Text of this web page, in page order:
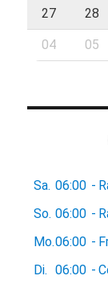
27 28
04 05
Sa. 06:00 -
So. 06:00 -
Mo.06:00 -
Di.
06:00 -